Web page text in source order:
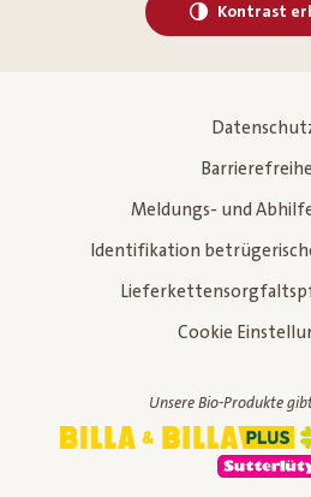
Kontrast
Meldungs- und
Identifikation
Cookie
Unsere Bio-Produkte